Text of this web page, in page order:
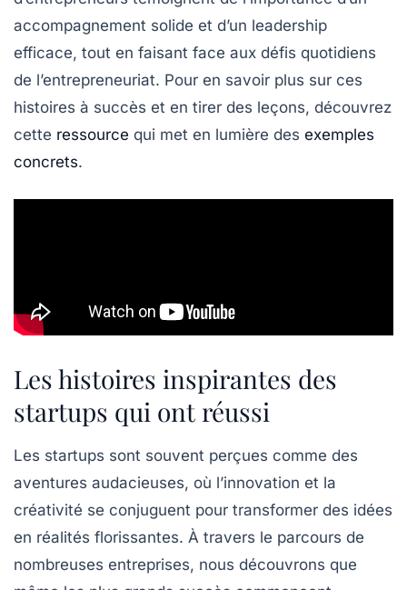
accompagnement solide et d’un leadership
efficace, tout en faisant face aux défis quotidiens
de l’entrepreneuriat. Pour en savoir plus sur ces
histoires à succès et en tirer des leçons, découvrez
cette ressource qui met en lumière des exemples
concrets.
Les histoires inspirantes des
startups qui ont réussi
Les startups sont souvent perçues comme des
aventures audacieuses, où l’innovation et la
créativité se conjuguent pour transformer des idées
en réalités florissantes. À travers le parcours de
nombreuses entreprises, nous découvrons que